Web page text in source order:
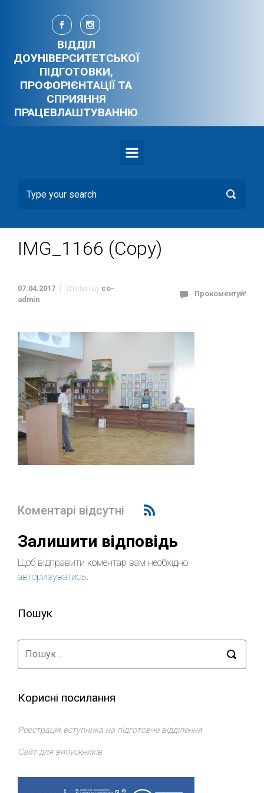
Skip to main content
ВІДДІЛ
ДОУНІВЕРСИТЕТСЬКОЇ
ПІДГОТОВКИ,
ПРОФОРІЄНТАЦІЇ ТА
СПРИЯННЯ
ПРАЦЕВЛАШТУВАННЮ
IMG_1166 (Copy)
07.04.2017 Written by co-
admin
Прокоментуй!
Коментарі відсутні
Залишити відповідь
Щоб відправити коментар вам необхідно
авторизуватись.
Пошук
Корисні посилання
Реєстрація вступника на підготовче відділення
Сайт для випускників